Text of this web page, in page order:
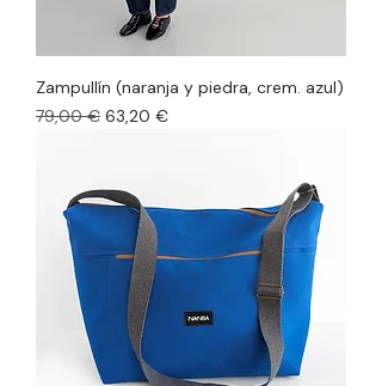
Zampullín (naranja y piedra, crem. azul)
Precio
79,00 € Precio de oferta
63,20 €